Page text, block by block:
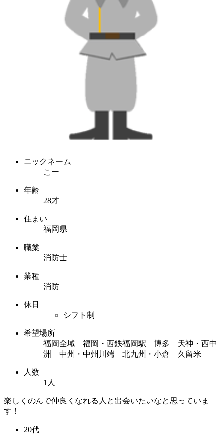
ニックネーム
こー
年齢
28才
住まい
福岡県
職業
消防士
業種
消防
休日
シフト制
希望場所
福岡全域 福岡・西鉄福岡駅 博多 天神・西中
洲 中州・中州川端 北九州・小倉 久留米
人数
1人
楽しくのんで仲良くなれる人と出会いたいなと思っていま
す！
20代